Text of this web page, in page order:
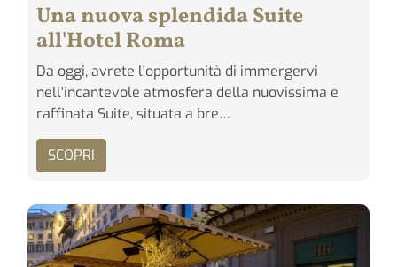
Una nuova splendida Suite
all'Hotel Roma
Da oggi, avrete l'opportunità di immergervi
nell'incantevole atmosfera della nuovissima e
raffinata Suite, situata a bre…
SCOPRI